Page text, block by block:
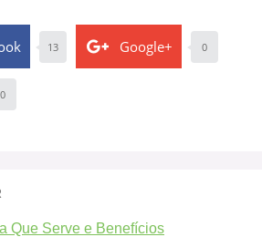
13 Google+ 0
0
Que Serve e Benefícios